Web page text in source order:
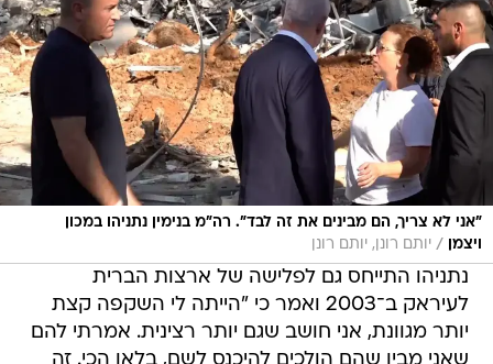
"אני לא צריך, הם מבינים את זה לבד". רה"מ בנימין נתניהו במכון
ויצמן
/ יותם רונן, יותם רונן
נתניהו התייחס גם לפלישה של ארצות הברית
לעיראק ב־2003 ואמר כי "הייתה לי השקפה קצת
יותר מגוונת, אני חושב שגם יותר רצינית. אמרתי להם